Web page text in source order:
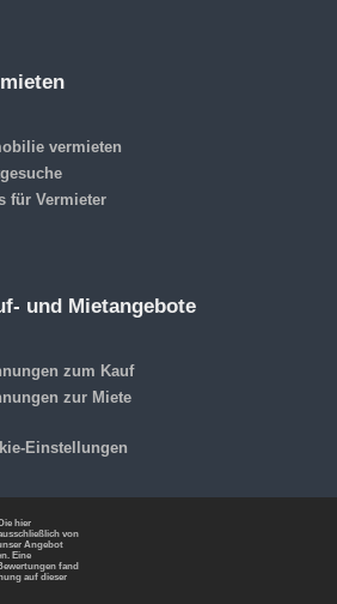
vermieten
für Vermieter
und Mietangebote
zum Kauf
zur Miete
Einstellungen
hier
von
Angebot
Eine
fand
auf dieser